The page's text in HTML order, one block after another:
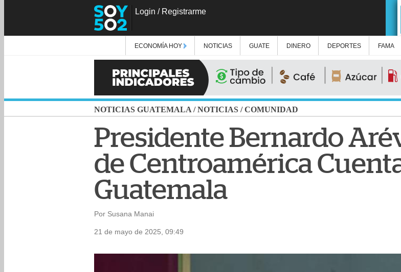
Login / Registrarme
ECONOMÍA HOY NOTICIAS GUATE DINERO DEPORTES FAMA
NOTICIAS GUATEMALA /NOTICIAS /COMUNIDAD
Presidente Bernardo
de Centroamérica
Guatemala
Por Susana Manai
21 de mayo de 2025, 09:49